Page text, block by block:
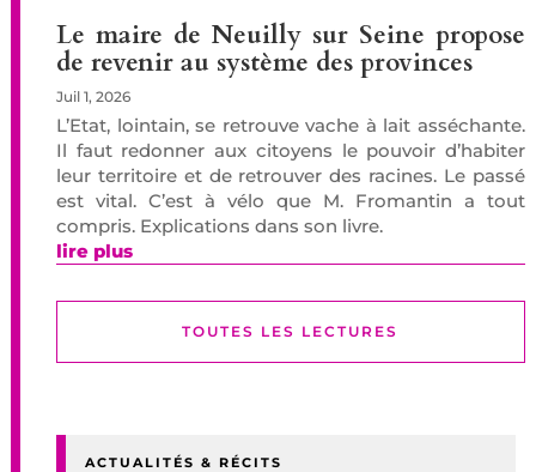
Le maire de Neuilly sur Seine propose
de revenir au système des provinces
Juil 1, 2026
L’Etat, lointain, se retrouve vache à lait asséchante.
Il faut redonner aux citoyens le pouvoir d’habiter
leur territoire et de retrouver des racines. Le passé
est vital. C’est à vélo que M. Fromantin a tout
compris. Explications dans son livre.
lire plus
TOUTES LES LECTURES
ACTUALITÉS & RÉCITS